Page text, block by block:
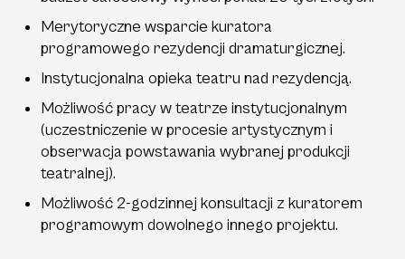
Merytoryczne wsparcie kuratora
programowego rezydencji dramaturgicznej.
Instytucjonalna opieka teatru nad rezydencją.
Możliwość pracy w teatrze instytucjonalnym
(uczestniczenie w procesie artystycznym i
obserwacja powstawania wybranej produkcji
teatralnej).
Możliwość 2-godzinnej konsultacji z kuratorem
programowym dowolnego innego projektu.